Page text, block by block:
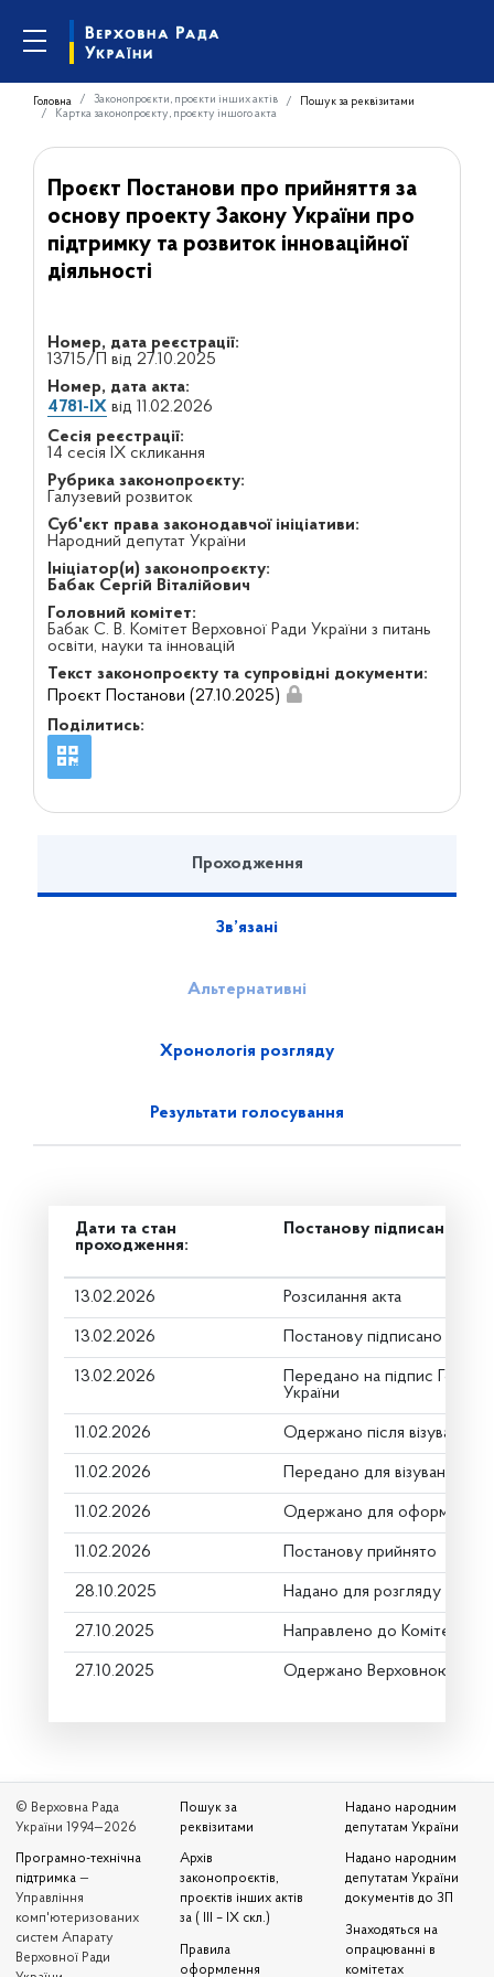
Головна Законопроєкти, проєкти інших актів
Пошук за реквізитами
Картка законопроєкту, проєкту іншого акта
Проєкт Постанови про прийняття за
основу проекту Закону України про
підтримку та розвиток інноваційної
діяльності
Номер, дата реєстрації:
13715/П від 27.10.2025
Номер, дата акта:
4781-IXвід 11.02.2026
Сесія реєстрації:
14 сесія IX скликання
Рубрика законопроєкту:
Галузевий розвиток
Суб'єкт права законодавчої ініціативи:
Народний депутат України
Ініціатор(и) законопроєкту:
Бабак Сергій Віталійович
Головний комітет:
Бабак С. В. Комітет Верховної Ради України з питань
освіти, науки та інновацій
Текст законопроєкту та супровідні документи:
Проєкт Постанови (27.10.2025)
Поділитись:
Проходження
Зв’язані
Альтернативні
Хронологія розгляду
Результати голосування
Дати та стан
проходження:
Постанову підписано
13.02.2026 Розсилання акта
13.02.2026 Постанову підписано
13.02.2026
Передано на підпис Голові
України
11.02.2026 Одержано після візування
11.02.2026 Передано для візування в
11.02.2026 Одержано для оформлення
11.02.2026 Постанову прийнято
28.10.2025 Надано для розгляду
27.10.2025 Направлено до Комітету
27.10.2025 Одержано Верховною
© Верховна Рада
України 1994—2026
Програмно-технічна
підтримка —
Управління
комп'ютеризованих
систем Апарату
Верховної Ради
Пошук за
реквізитами
Архів
законопроєктів,
проєктів інших актів
за ( III – IX скл.)
Правила
оформлення
Надано народним
депутатам України
Надано народним
депутатам України
документів до ЗП
Знаходяться на
опрацюванні в
комітетах